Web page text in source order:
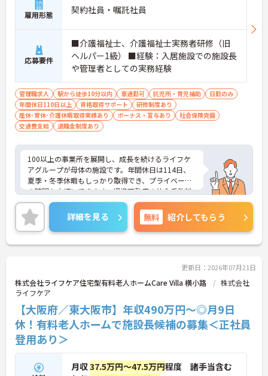
雇用形態 契約社員・嘱託社員
応募要件
■介護福祉士、介護福祉士実務者研修（旧
ヘルパー1級） ■経験：入居施設での施設長
や管理者としての実務経験
管理職求人 駅から徒歩10分以内 車通勤可 託児所・育児補助
日勤のみ
年間休日110日以上
資格取得サポート
研修制度あり
産休･育休･介護休暇取得実績あり
ボーナス・賞与あり
社会保険完備
交通費支給
退職金制度あり
100以上の事業所を展開し、成長を続けるライフケ
アグループが母体の施設です。年間休日は114日、
夏季・冬季休暇もしっかり取得でき、プライベート
の時間も大切にできます。提携不動産の仲介手数料
無料や企業主導型保育園の社員割引、鍼灸整骨院の
無料診療など、同法人ならではのユニークな福利厚
生も魅力です。「仕事を楽しむ」をモットーに、ア
ットホームでゆったりとした雰囲気のなか、あなた
の意見やアイデアを活かせます。資格取得支援やキ
にしながら安定した組織で長くキャリアを築きたい
方、向上心を持って積極的に業務に取り組める方か
らのご応募をお待ちしております。ご興味のある方
は詳細等をお伝えしますので、お気軽にお問い合わ
せください。
詳細を見る 無料 紹介してもらう
更新日：2026年07月21日
株式会社ライフケア住宅型有料老人ホームCare Villa 横小路
株式会社
ライフケア
【大阪府／東大阪市】年収490万円～◎月9日
休！有料老人ホームで施設長候補の募集＜正社員
登用あり＞
月収37.5万円～47.5万円程度 諸手当含む